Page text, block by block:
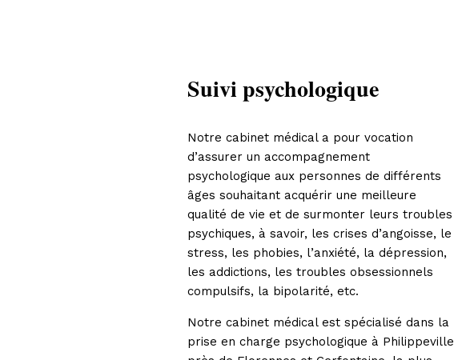
Suivi psychologique
Notre cabinet médical a pour vocation
d’assurer un accompagnement
psychologique aux personnes de différents
âges souhaitant acquérir une meilleure
qualité de vie et de surmonter leurs troubles
psychiques, à savoir, les crises d’angoisse, le
stress, les phobies, l’anxiété, la dépression,
les addictions, les troubles obsessionnels
compulsifs, la bipolarité, etc.
Notre cabinet médical est spécialisé dans la
prise en charge psychologique à Philippeville